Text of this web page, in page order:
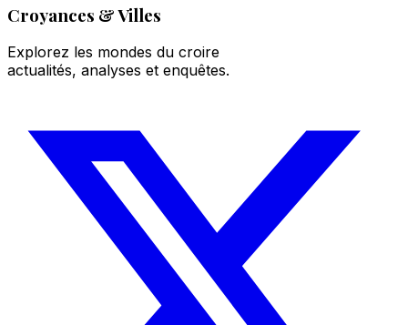
Croyances & Villes
Explorez les mondes du croire
actualités, analyses et enquêtes.